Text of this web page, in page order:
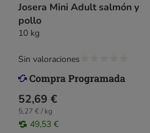
Josera Mini Adult salmón y
pollo
10 kg
52,69 €
5,27 € / kg
49,53 €
Sin valoraciones